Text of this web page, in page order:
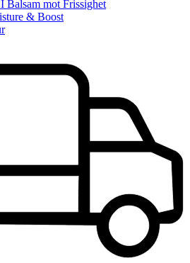
mot Frissighet
& Boost